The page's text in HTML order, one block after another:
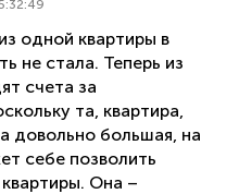
одной квартиры в
не стала. Теперь из
счета за
та, квартира,
довольно большая, на
себе позволить
Она –